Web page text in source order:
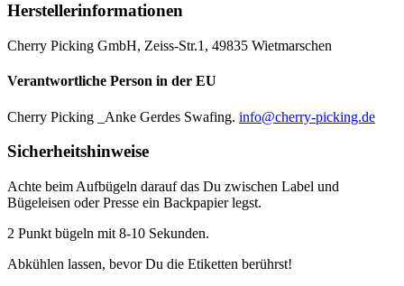
Herstellerinformationen
Cherry Picking GmbH, Zeiss-Str.1, 49835 Wietmarschen
Verantwortliche Person in der EU
Cherry Picking _Anke Gerdes Swafing. info@cherry-picking.de
Sicherheitshinweise
Achte beim Aufbügeln darauf das Du zwischen Label und
Bügeleisen oder Presse ein Backpapier legst.
2 Punkt bügeln mit 8-10 Sekunden.
Abkühlen lassen, bevor Du die Etiketten berührst!